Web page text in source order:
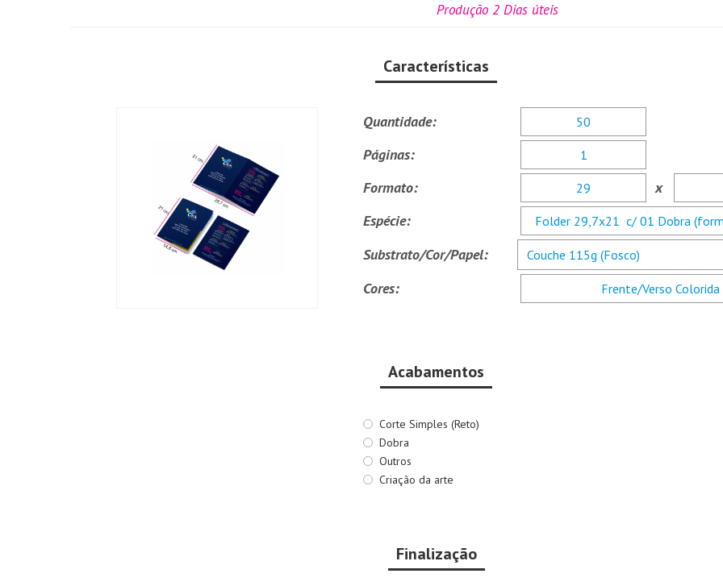
Produção 2 Dias úteis
Características
Quantidade:
Páginas:
Formato:
x
Espécie:
Substrato/Cor/Papel:
Cores:
Acabamentos
Corte Simples (Reto)
Dobra
Outros
Criação da arte
Finalização